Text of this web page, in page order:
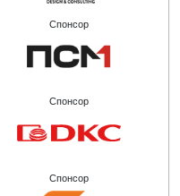
Спонсор
Спонсор
Спонсор